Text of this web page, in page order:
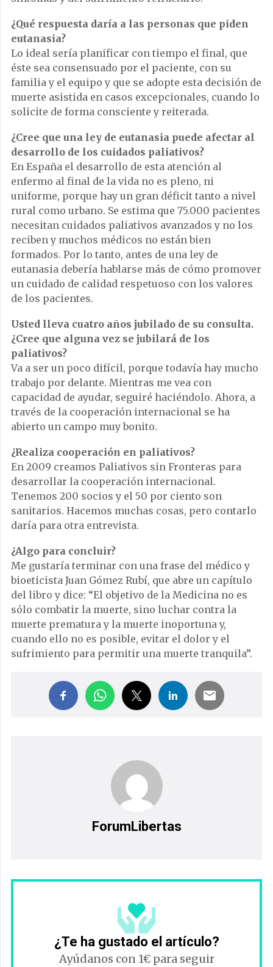
¿Qué respuesta daría a las personas que piden
eutanasia?
Lo ideal sería planificar con tiempo el final, que
éste sea consensuado por el paciente, con su
familia y el equipo y que se adopte esta decisión de
muerte asistida en casos excepcionales, cuando lo
solicite de forma consciente y reiterada.
¿Cree que una ley de eutanasia puede afectar al
desarrollo de los cuidados paliativos?
En España el desarrollo de esta atención al
enfermo al final de la vida no es pleno, ni
uniforme, porque hay un gran déficit tanto a nivel
rural como urbano. Se estima que 75.000 pacientes
necesitan cuidados paliativos avanzados y no los
reciben y muchos médicos no están bien
formados. Por lo tanto, antes de una ley de
eutanasia debería hablarse más de cómo promover
un cuidado de calidad respetuoso con los valores
de los pacientes.
Usted lleva cuatro años jubilado de su consulta.
¿Cree que alguna vez se jubilará de los
paliativos?
Va a ser un poco difícil, porque todavía hay mucho
trabajo por delante. Mientras me vea con
capacidad de ayudar, seguiré haciéndolo. Ahora, a
través de la cooperación internacional se ha
abierto un campo muy bonito.
¿Realiza cooperación en paliativos?
En 2009 creamos Paliativos sin Fronteras para
desarrollar la cooperación internacional.
Tenemos 200 socios y el 50 por ciento son
sanitarios. Hacemos muchas cosas, pero contarlo
daría para otra entrevista.
¿Algo para concluir?
Me gustaría terminar con una frase del médico y
bioeticista Juan Gómez Rubí, que abre un capítulo
del libro y dice: “El objetivo de la Medicina no es
sólo combatir la muerte, sino luchar contra la
muerte prematura y la muerte inoportuna y,
cuando ello no es posible, evitar el dolor y el
sufrimiento para permitir una muerte tranquila”.
ForumLibertas
¿Te ha gustado el artículo?
Ayúdanos con 1€ para seguir